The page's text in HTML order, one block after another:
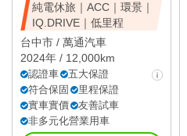
純電休旅｜ACC｜環景｜
IQ.DRIVE｜低里程
台中市 / 萬通汽車
2024年 / 12,000km
認證車
五大保證
符合保固
里程保證
實車實價
友善試車
非多元化營業用車